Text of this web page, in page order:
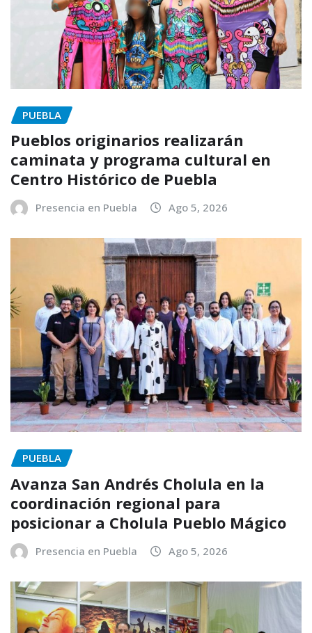
PUEBLA
Pueblos originarios realizarán
caminata y programa cultural en
Centro Histórico de Puebla
Presencia en Puebla Ago 5, 2026
PUEBLA
Avanza San Andrés Cholula en la
coordinación regional para
posicionar a Cholula Pueblo Mágico
Presencia en Puebla Ago 5, 2026